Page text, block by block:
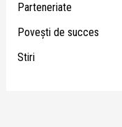
Parteneriate
Poveşti de succes
Stiri